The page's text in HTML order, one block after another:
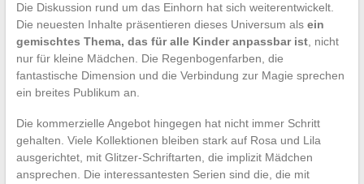
Die Diskussion rund um das Einhorn hat sich weiterentwickelt.
Die neuesten Inhalte präsentieren dieses Universum als ein
gemischtes Thema, das für alle Kinder anpassbar ist, nicht
nur für kleine Mädchen. Die Regenbogenfarben, die
fantastische Dimension und die Verbindung zur Magie sprechen
ein breites Publikum an.
Die kommerzielle Angebot hingegen hat nicht immer Schritt
gehalten. Viele Kollektionen bleiben stark auf Rosa und Lila
ausgerichtet, mit Glitzer-Schriftarten, die implizit Mädchen
ansprechen. Die interessantesten Serien sind die, die mit